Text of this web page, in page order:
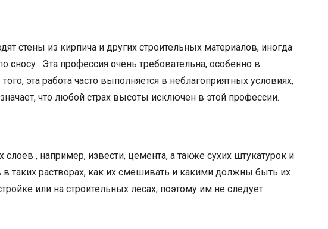
стены из кирпича и других строительных материалов, иногда
. Эта профессия очень требовательна, особенно в
эта работа часто выполняется в неблагоприятных условиях,
что любой страх высоты исключен в этой профессии.
, например, извести, цемента, а также сухих штукатурок и
таких растворах, как их смешивать и какими должны быть их
или на строительных лесах, поэтому им не следует